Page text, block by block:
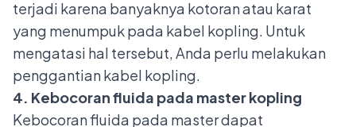
terjadi karena banyaknya kotoran atau karat
yang menumpuk pada kabel kopling. Untuk
mengatasi hal tersebut, Anda perlu melakukan
penggantian kabel kopling.
4. Kebocoran fluida pada master kopling
Kebocoran fluida pada master dapat